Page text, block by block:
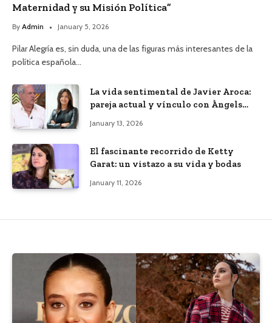
Maternidad y su Misión Política”
By Admin January 5, 2026
Pilar Alegría es, sin duda, una de las figuras más interesantes de la
política española…
La vida sentimental de Javier Aroca:
pareja actual y vínculo con Àngels
January 13, 2026
El fascinante recorrido de Ketty
Garat: un vistazo a su vida y bodas
January 11, 2026